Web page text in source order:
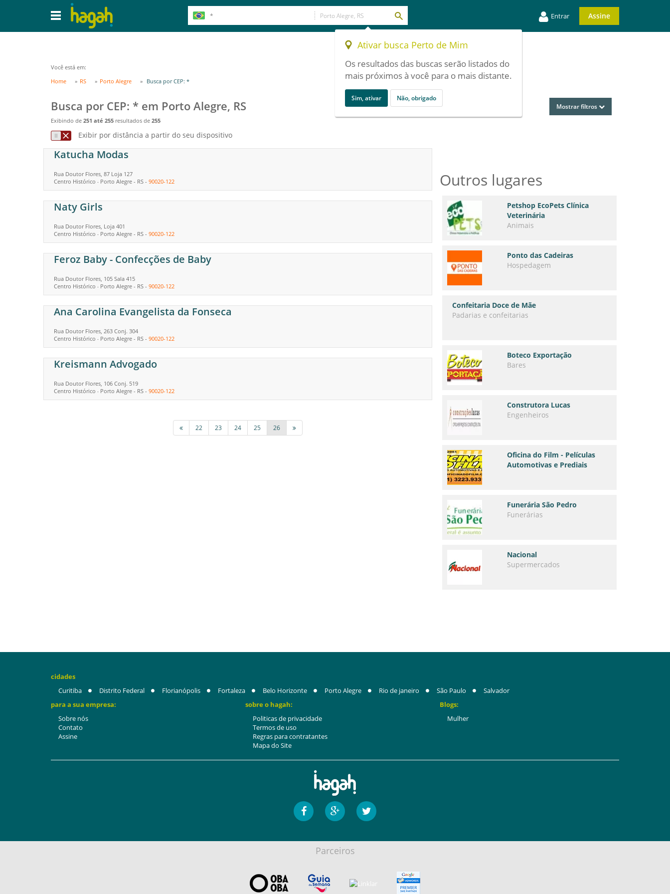
Entrar Assine
Ativar busca Perto de Mim
Os resultados das buscas serão listados do
mais próximos à você para o mais distante.
Sim, ativar Não, obrigado
Você está em:
Home
RS Porto Alegre Busca por CEP: *
Busca por CEP: * em Porto Alegre, RS
Exibindo de 251 até 255 resultados de 255
Mostrar filtros
Exibir por distância a partir do seu dispositivo
Katucha Modas
Rua Doutor Flores, 87 Loja 127
Centro Histórico - Porto Alegre - RS - 90020-122
Naty Girls
Rua Doutor Flores, Loja 401
Centro Histórico - Porto Alegre - RS - 90020-122
Feroz Baby - Confecções de Baby
Rua Doutor Flores, 105 Sala 415
Centro Histórico - Porto Alegre - RS - 90020-122
Ana Carolina Evangelista da Fonseca
Rua Doutor Flores, 263 Conj. 304
Centro Histórico - Porto Alegre - RS - 90020-122
Kreismann Advogado
Rua Doutor Flores, 106 Conj. 519
Centro Histórico - Porto Alegre - RS - 90020-122
22 23 24 25 26
Outros lugares
Petshop EcoPets Clínica
Veterinária
Animais
Ponto das Cadeiras
Hospedagem
Confeitaria Doce de Mãe
Padarias e confeitarias
Boteco Exportação
Bares
Construtora Lucas
Engenheiros
Oficina do Film - Películas
Automotivas e Prediais
Funerária São Pedro
Funerárias
Nacional
Supermercados
cidades
Curitiba
Distrito Federal Florianópolis Fortaleza Belo Horizonte Porto Alegre Rio de janeiro São Paulo
Salvador
para a sua empresa:
Sobre nós
Contato
Assine
sobre o hagah:
Politicas de privacidade
Termos de uso
Regras para contratantes
Mapa do Site
Blogs:
Mulher
Parceiros